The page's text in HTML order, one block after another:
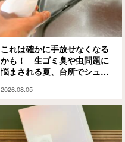
これは確かに手放せなくなる
かも！ 生ゴミ臭や虫問題に
悩まされる夏、台所でシュッ
2026.08.05